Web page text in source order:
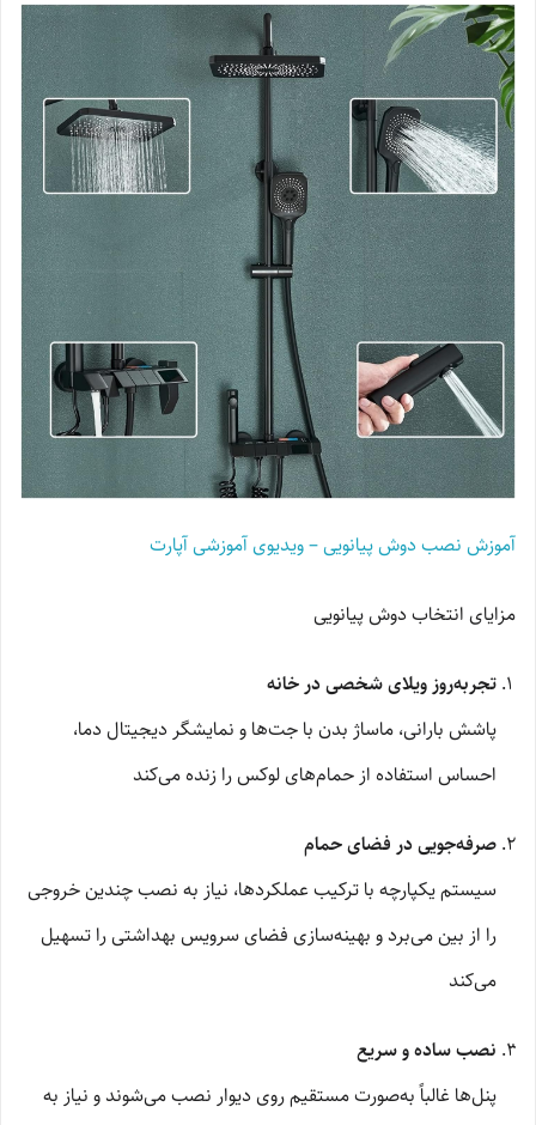
آموزش نصب دوش پیانویی – ویدیوی آموزشی آپارت
مزایای انتخاب دوش پیانویی
تجربه‌روز ویلای شخصی در خانه
پاشش بارانی، ماساژ بدن با جت‌ها و نمایشگر دیجیتال دما،
احساس استفاده از حمام‌های لوکس را زنده می‌کند
صرفه‌جویی در فضای حمام
سیستم‌ یکپارچه با ترکیب عملکردها، نیاز به نصب چندین خروجی
را از بین می‌برد و بهینه‌سازی فضای سرویس بهداشتی را تسهیل
می‌کند
نصب ساده و سریع
پنل‌ها غالباً به‌صورت مستقیم روی دیوار نصب می‌شوند و نیاز به